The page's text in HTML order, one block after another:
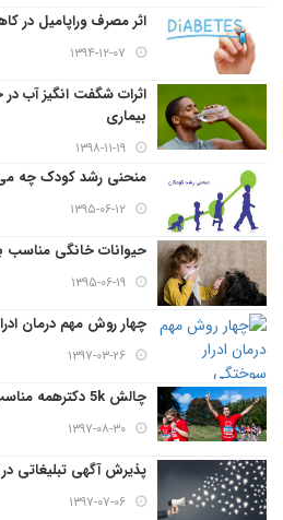
اثر مصرف وراپامیل
۱۳۹۴-۱۲-۰۷
اثرات شگفت انگیز آب
بیماری
۱۳۹۸-۱۱-۱۹
منحنی رشد کودک چه
۱۳۹۵-۰۶-۱۲
حیوانات خانگی مناسب
۱۳۹۵-۰۶-۱۹
چهار روش مهم درمان
۱۳۹۷-۰۳-۲۶
چالش 5k دکترهمه مناسب ترین ورزش برای همه سنین
۱۳۹۷-۰۸-۳۰
پذیرش آگهی تبلیغاتی
۱۳۹۷-۰۷-۰۶